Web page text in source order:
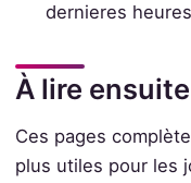
dernieres
À lire
Ces pages
plus utiles pour les